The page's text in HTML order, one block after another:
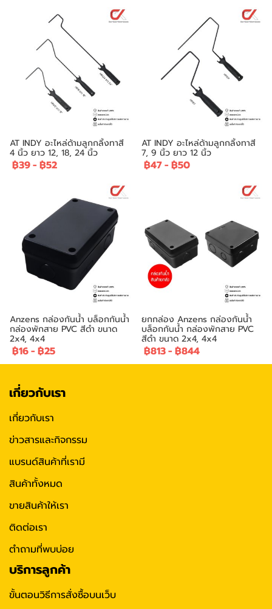
AT INDY อะไหล่ด้ามลูกกลิ้งทาสี
4 นิ้ว ยาว 12, 18, 24 นิ้ว
฿39- ฿52
AT INDY อะไหล่ด้ามลูกกลิ้งทาสี
7, 9 นิ้ว ยาว 12 นิ้ว
฿47- ฿50
Anzens กล่องกันน้ำ บล็อกกันน้ำ
กล่องพักสาย PVC สีดำ ขนาด
2x4, 4x4
฿16- ฿25
ยกกล่อง Anzens กล่องกันน้ำ
บล็อกกันน้ำ กล่องพักสาย PVC
สีดำ ขนาด 2x4, 4x4
฿813- ฿844
เกี่ยวกับเรา
เกี่ยวกับเรา
ข่าวสารและกิจกรรม
แบรนด์สินค้าที่เรามี
สินค้าทั้งหมด
ขายสินค้าให้เรา
ติดต่อเรา
ตำถามที่พบบ่อย
บริการลูกค้า
ขั้นตอนวิธีการสั่งซื้อบนเว็บ